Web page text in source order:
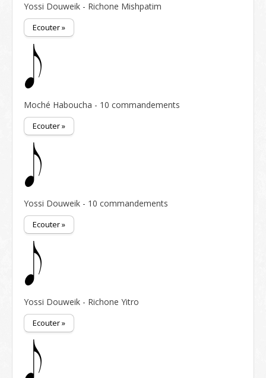
Yossi Douweik - Richone Mishpatim
Ecouter »
Moché Haboucha - 10 commandements
Ecouter »
Yossi Douweik - 10 commandements
Ecouter »
Yossi Douweik - Richone Yitro
Ecouter »